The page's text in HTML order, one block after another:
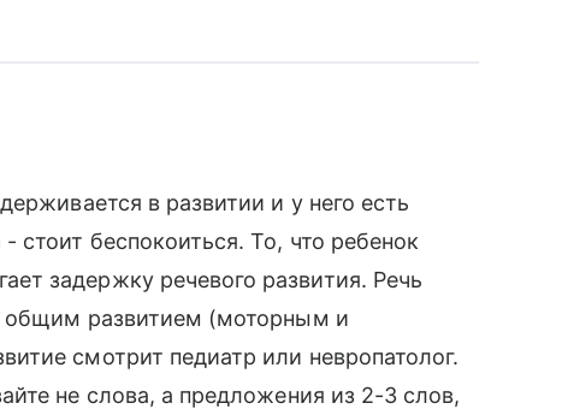
в развитии и у него есть
стоит беспокоиться. То, что ребенок
задержку речевого развития. Речь
общим развитием (моторным и
смотрит педиатр или невропатолог.
не слова, а предложения из 2-3 слов,